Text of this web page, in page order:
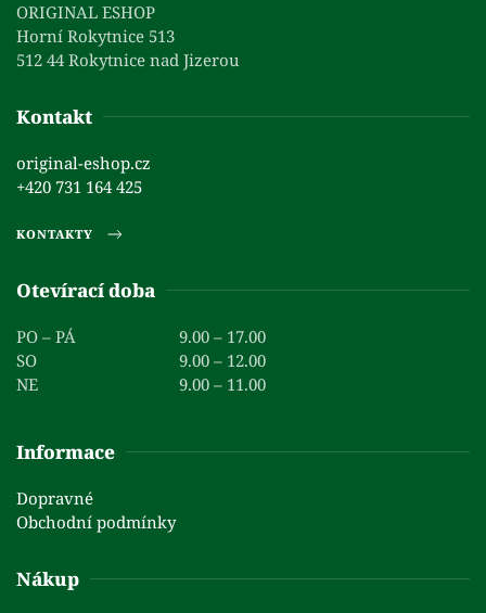
ORIGINAL ESHOP
Horní Rokytnice 513
512 44 Rokytnice nad Jizerou
Kontakt
original-eshop.cz
+420 731 164 425
KONTAKTY
Otevírací doba
PO – PÁ
9.00 – 17.00
SO
9.00 – 12.00
NE
9.00 – 11.00
Informace
Dopravné
Obchodní podmínky
Nákup